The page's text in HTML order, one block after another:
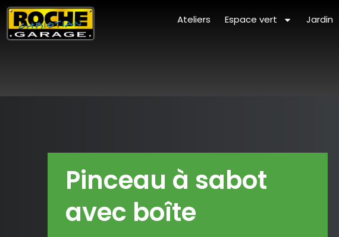
Ateliers Espace vert Jardin
Pinceau à sabot
avec boîte